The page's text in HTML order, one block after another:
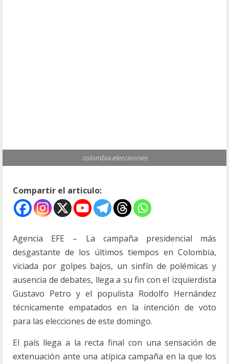
colombia.eleccionnes
Compartir el articulo:
Agencia EFE – La campaña presidencial más
desgastante de los últimos tiempos en Colombia,
viciada por golpes bajos, un sinfín de polémicas y
ausencia de debates, llega a su fin con el izquierdista
Gustavo Petro y el populista Rodolfo Hernández
técnicamente empatados en la intención de voto
para las elecciones de este domingo.
El país llega a la recta final con una sensación de
extenuación ante una atípica campaña en la que los